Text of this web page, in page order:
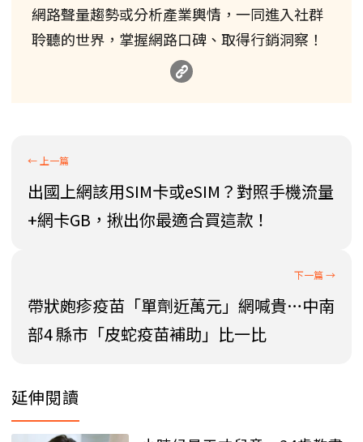
網路聲量趨勢或分析產業輿情，一同進入社群
聆聽的世界，掌握網路口碑、取得行銷洞察！
出國上網該用SIM卡或eSIM？對照手機流量
+網卡GB，揪出你最適合買這款！
帶狀皰疹疫苗「單劑近萬元」網喊貴…中南
部4 縣市「皮蛇疫苗補助」比一比
延伸閱讀